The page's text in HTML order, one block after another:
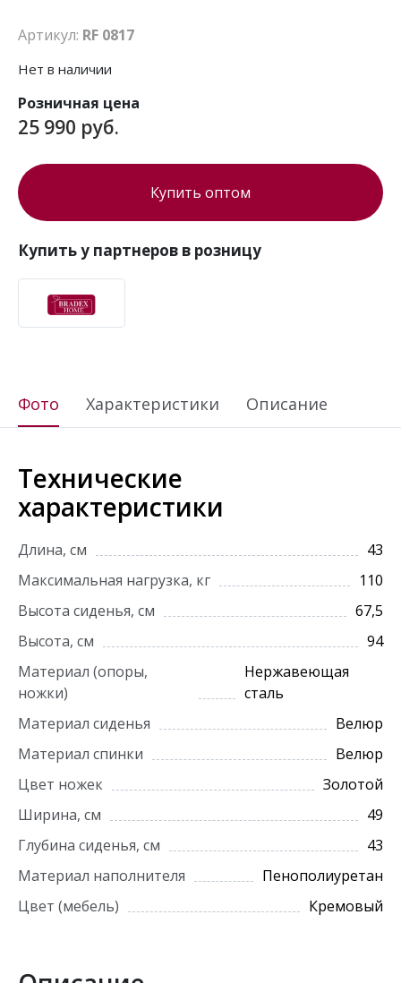
Артикул: RF 0817
Нет в наличии
Розничная цена
25 990 руб.
Купить оптом
Купить у партнеров в розницу
Фото Характеристики Описание
Технические
характеристики
Длина, см
43
Максимальная нагрузка, кг
110
Высота сиденья, см
67,5
Высота, см
94
Материал (опоры,
ножки)
Нержавеющая
сталь
Материал сиденья
Велюр
Материал спинки
Велюр
Цвет ножек
Золотой
Ширина, см
49
Глубина сиденья, см
43
Материал наполнителя
Пенополиуретан
Цвет (мебель)
Кремовый